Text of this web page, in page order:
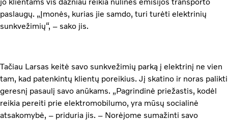
jo klientams vis dažniau reikia nulinės emisijos transporto
paslaugų. „Įmonės, kurias jie samdo, turi turėti elektrinių
sunkvežimių“, – sako jis.
Tačiau Larsas keitė savo sunkvežimių parką į elektrinį ne vien
tam, kad patenkintų klientų poreikius. Jį skatino ir noras palikti
geresnį pasaulį savo anūkams. „Pagrindinė priežastis, kodėl
reikia pereiti prie elektromobilumo, yra mūsų socialinė
atsakomybė, – priduria jis. – Norėjome sumažinti savo